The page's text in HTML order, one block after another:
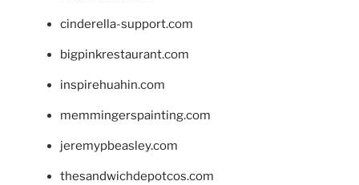
cinderella-support.com
bigpinkrestaurant.com
inspirehuahin.com
memmingerspainting.com
jeremypbeasley.com
thesandwichdepotcos.com